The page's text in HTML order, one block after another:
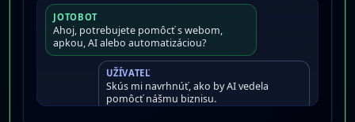
JOTOBOT
Ahoj, potrebujete pomôcť s webom,
apkou, AI alebo automatizáciou?
UŽÍVATEĽ
Skús mi navrhnúť, ako by AI vedela
pomôcť nášmu biznisu.